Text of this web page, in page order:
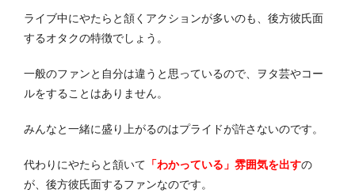
ライブ中にやたらと頷くアクションが多いのも、後方彼氏面
するオタクの特徴でしょう。
一般のファンと自分は違うと思っているので、ヲタ芸やコー
ルをすることはありません。
みんなと一緒に盛り上がるのはプライドが許さないのです。
代わりにやたらと頷いて 「わかっている」雰囲気を出すの
が、後方彼氏面するファンなのです。